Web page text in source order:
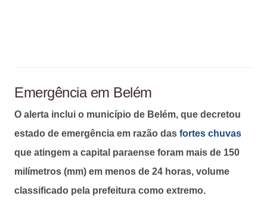
Emergência em Belém
O alerta inclui o município de Belém, que decretou
estado de emergência em razão das fortes chuvas
que atingem a capital paraense foram mais de 150
milímetros (mm) em menos de 24 horas, volume
classificado pela prefeitura como extremo.